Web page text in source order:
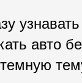
авто